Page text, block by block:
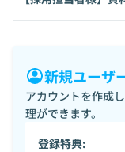
新規ユーザ
アカウントを作成
理ができます。
登録特典: